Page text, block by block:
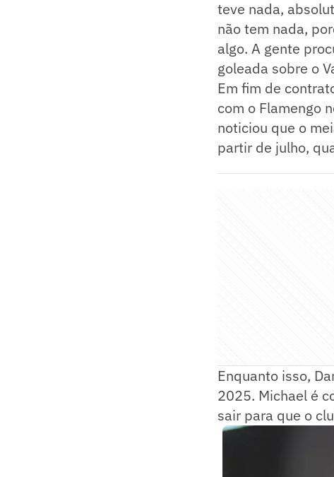
teve nada,
não tem nada,
algo. A gente
goleada sobre o
Em fim de
com o Flamengo
noticiou que o
partir de julho,
Enquanto isso,
2025. Michael é
sair para que o